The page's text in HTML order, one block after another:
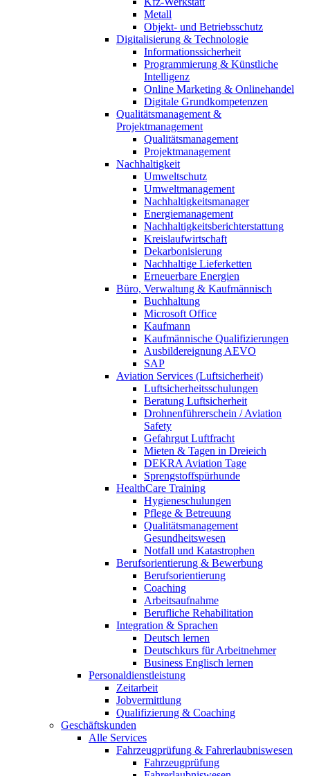
Metall
Objekt- und Betriebsschutz
Digitalisierung & Technologie
Informationssicherheit
Programmierung & Künstliche
Intelligenz
Online Marketing & Onlinehandel
Digitale Grundkompetenzen
Qualitätsmanagement &
Projektmanagement
Qualitätsmanagement
Projektmanagement
Nachhaltigkeit
Umweltschutz
Umweltmanagement
Nachhaltigkeitsmanager
Energiemanagement
Nachhaltigkeitsberichterstattung
Kreislaufwirtschaft
Dekarbonisierung
Nachhaltige Lieferketten
Erneuerbare Energien
Büro, Verwaltung & Kaufmännisch
Buchhaltung
Microsoft Office
Kaufmann
Kaufmännische Qualifizierungen
Ausbildereignung AEVO
SAP
Aviation Services (Luftsicherheit)
Luftsicherheitsschulungen
Beratung Luftsicherheit
Drohnenführerschein / Aviation
Safety
Gefahrgut Luftfracht
Mieten & Tagen in Dreieich
DEKRA Aviation Tage
Sprengstoffspürhunde
HealthCare Training
Hygieneschulungen
Pflege & Betreuung
Qualitätsmanagement
Gesundheitswesen
Notfall und Katastrophen
Berufsorientierung & Bewerbung
Berufsorientierung
Coaching
Arbeitsaufnahme
Berufliche Rehabilitation
Integration & Sprachen
Deutsch lernen
Deutschkurs für Arbeitnehmer
Business Englisch lernen
Personaldienstleistung
Zeitarbeit
Jobvermittlung
Qualifizierung & Coaching
Geschäftskunden
Alle Services
Fahrzeugprüfung & Fahrerlaubniswesen
Fahrzeugprüfung